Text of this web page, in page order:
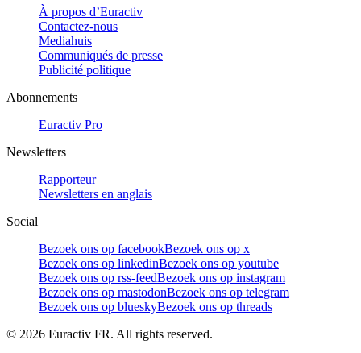
À propos d’Euractiv
Contactez-nous
Mediahuis
Communiqués de presse
Publicité politique
Abonnements
Euractiv Pro
Newsletters
Rapporteur
Newsletters en anglais
Social
Bezoek ons op facebookBezoek ons op x
Bezoek ons op linkedinBezoek ons op youtube
Bezoek ons op rss-feedBezoek ons op instagram
Bezoek ons op mastodonBezoek ons op telegram
Bezoek ons op blueskyBezoek ons op threads
© 2026 Euractiv FR. All rights reserved.